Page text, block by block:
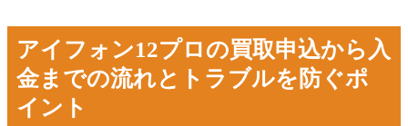
アイフォン12プロの買取申込から入
金までの流れとトラブルを防ぐポ
イント